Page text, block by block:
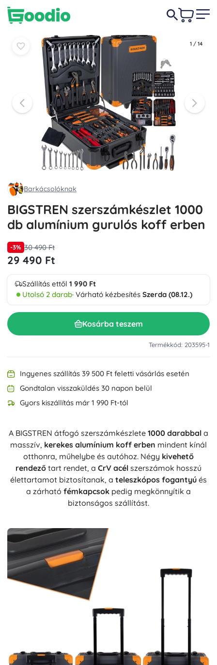
1 / 14
Barkácsolóknak
BIGSTREN szerszámkészlet 1000
db alumínium gurulós koff erben
-3% 30 490 Ft
29 490 Ft
Szállítás ettől 1 990 Ft
Utolsó 2 darab· Várható kézbesítés Szerda (08.12.)
Kosárba teszem
Termékkód: 203595-1
Ingyenes szállítás 39 500 Ft feletti vásárlás esetén
Gondtalan visszaküldés 30 napon belül
Gyors kiszállítás már 1 990 Ft-tól
A BIGSTREN átfogó szerszámkészlete 1000 darabbal a
masszív, kerekes alumínium koff erben mindent kínál
otthonra, műhelybe és autóhoz. Négy kivehető
rendező tart rendet, a CrV acél szerszámok hosszú
élettartamot biztosítanak, a teleszkópos fogantyú és
a zárható fémkapcsok pedig megkönnyítik a
biztonságos szállítást.
-3% 30 490 Ft
Kosárba